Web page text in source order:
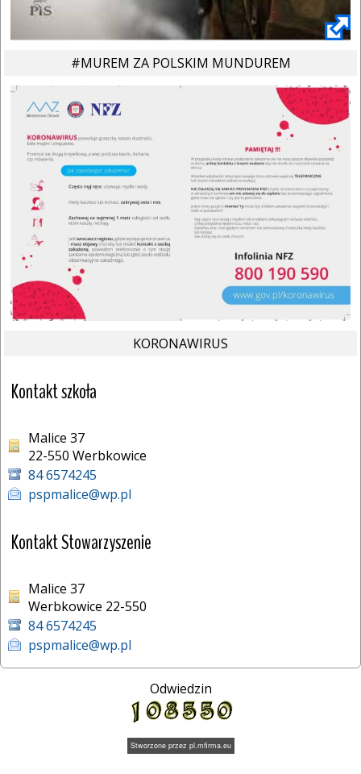
#MUREM ZA POLSKIM MUNDUREM
KORONAWIRUS
Kontakt szkoła
Malice 37
22-550 Werbkowice
84 6574245
pspmalice@wp.pl
Kontakt Stowarzyszenie
Malice 37
Werbkowice 22-550
84 6574245
pspmalice@wp.pl
Odwiedzin
Stworzone przez pl.mfirma.eu